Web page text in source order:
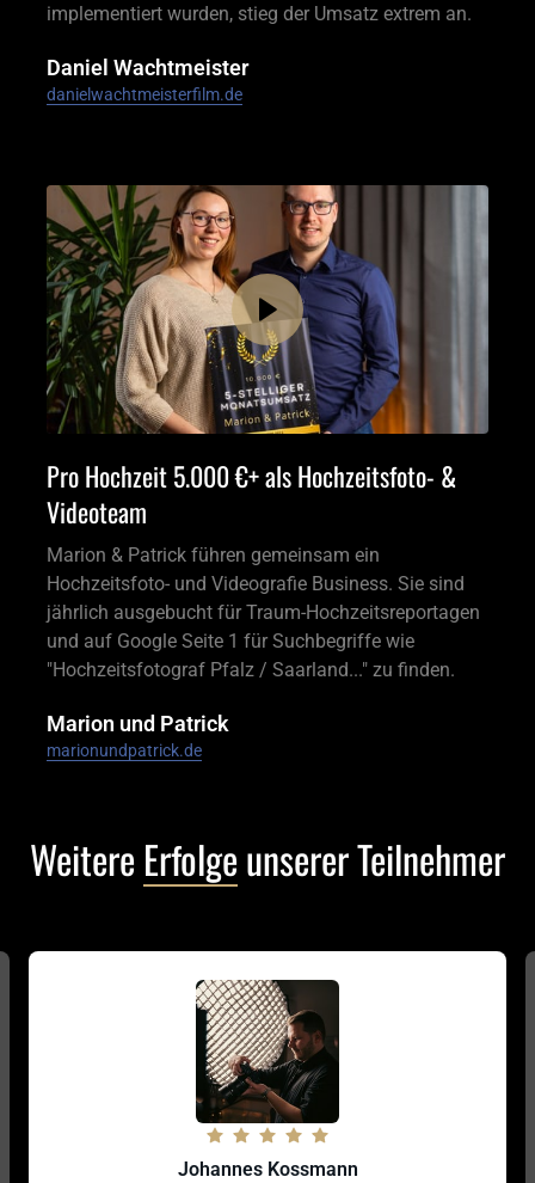
implementiert wurden, stieg der Umsatz extrem an.
Daniel Wachtmeister
danielwachtmeisterfilm.de
Pro Hochzeit 5.000 €+ als Hochzeitsfoto- &
Videoteam
Marion & Patrick führen gemeinsam ein
Hochzeitsfoto- und Videografie Business. Sie sind
jährlich ausgebucht für Traum-Hochzeitsreportagen
und auf Google Seite 1 für Suchbegriffe wie
"Hochzeitsfotograf Pfalz / Saarland..." zu finden.
Marion und Patrick
marionundpatrick.de
Weitere Erfolge unserer Teilnehmer
Johannes Kossmann